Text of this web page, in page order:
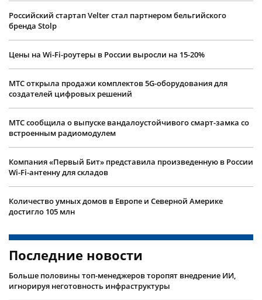
Российский стартап Velter стал партнером бельгийского
бренда Stolp
Цены на Wi-Fi-роутеры в России выросли на 15-20%
МТС открыла продажи комплектов 5G-оборудования для
создателей цифровых решений
МТС сообщила о выпуске вандалоустойчивого смарт-замка со
встроенным радиомодулем
Компания «Первый Бит» представила произведенную в России
Wi-Fi-антенну для складов
Количество умных домов в Европе и Северной Америке
достигло 105 млн
Последние новости
Больше половины топ-менеджеров торопят внедрение ИИ,
игнорируя неготовность инфраструктуры